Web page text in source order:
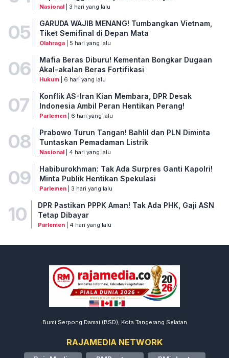
Nasional| 3 hari yang lalu
05
GARUDA WAJIB MENANG! Tumbangkan Vietnam,
Tiket Semifinal di Depan Mata
Olahraga| 5 hari yang lalu
06
Mafia Beras Diburu! Kementan Bongkar Dugaan
Akal-akalan Beras Fortifikasi
Hukum| 6 hari yang lalu
07
Konflik AS-Iran Kian Membara, DPR Desak
Indonesia Ambil Peran Hentikan Perang!
Parlemen| 6 hari yang lalu
08
Prabowo Turun Tangan! Bahlil dan PLN Diminta
Tuntaskan Pemadaman Listrik
Nasional| 4 hari yang lalu
09
Habiburokhman: Tak Ada Surpres Ganti Kapolri!
Minta Publik Hentikan Spekulasi
Parlemen| 3 hari yang lalu
10
DPR Pastikan PPPK Aman! Tak Ada PHK, Gaji ASN
Tetap Dibayar
Parlemen| 4 hari yang lalu
Bumi Serpong Damai (BSD), Kota Tangerang Selatan
RAJAMEDIA NETWORK